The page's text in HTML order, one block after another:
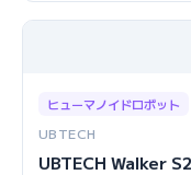
ヒューマノイドロボット
UBTECH
UBTECH Walker S2